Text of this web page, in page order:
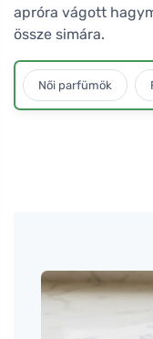
apróra vágott
össze simára.
Női parfümök